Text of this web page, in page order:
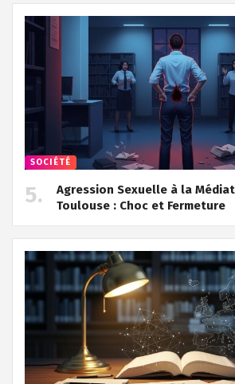
SOCIÉTÉ
Agression Sexuelle à la
Toulouse : Choc et Fermeture